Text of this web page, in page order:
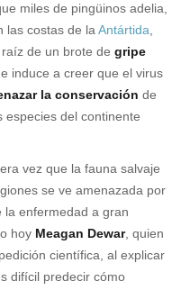
miles de pingüinos adelia,
las costas de la Antártida
de un brote de gripe
induce a creer que el virus
la conservación de
especies del continente
vez que la fauna salvaje
se ve amenazada por
la enfermedad a gran
hoy Meagan Dewar, quien
científica, al explicar
difícil predecir cómo